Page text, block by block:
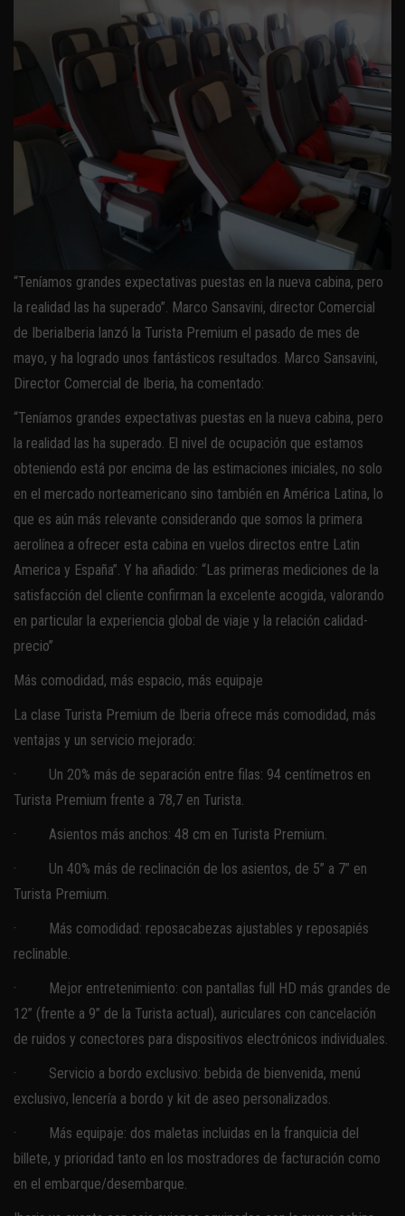
“Teníamos grandes expectativas puestas en la nueva cabina, pero
la realidad las ha superado”. Marco Sansavini, director Comercial
de IberiaIberia lanzó la Turista Premium el pasado de mes de
mayo, y ha logrado unos fantásticos resultados. Marco Sansavini,
Director Comercial de Iberia, ha comentado:
“Teníamos grandes expectativas puestas en la nueva cabina, pero
la realidad las ha superado. El nivel de ocupación que estamos
obteniendo está por encima de las estimaciones iniciales, no solo
en el mercado norteamericano sino también en América Latina, lo
que es aún más relevante considerando que somos la primera
aerolínea a ofrecer esta cabina en vuelos directos entre Latin
America y España”. Y ha añadido: “Las primeras mediciones de la
satisfacción del cliente confirman la excelente acogida, valorando
en particular la experiencia global de viaje y la relación calidad-
precio”
Más comodidad, más espacio, más equipaje
La clase Turista Premium de Iberia ofrece más comodidad, más
ventajas y un servicio mejorado:
· Un 20% más de separación entre filas: 94 centímetros en
Turista Premium frente a 78,7 en Turista.
· Asientos más anchos: 48 cm en Turista Premium.
· Un 40% más de reclinación de los asientos, de 5” a 7” en
Turista Premium.
· Más comodidad: reposacabezas ajustables y reposapiés
reclinable.
· Mejor entretenimiento: con pantallas full HD más grandes de
12” (frente a 9” de la Turista actual), auriculares con cancelación
de ruidos y conectores para dispositivos electrónicos individuales.
· Servicio a bordo exclusivo: bebida de bienvenida, menú
exclusivo, lencería a bordo y kit de aseo personalizados.
· Más equipaje: dos maletas incluidas en la franquicia del
billete, y prioridad tanto en los mostradores de facturación como
en el embarque/desembarque.